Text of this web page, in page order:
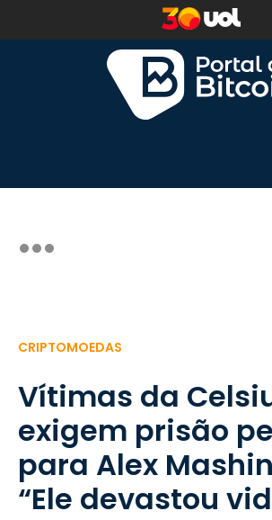
CRIPTOMOEDAS
Vítimas da
exigem prisão
para Alex
“Ele devastou